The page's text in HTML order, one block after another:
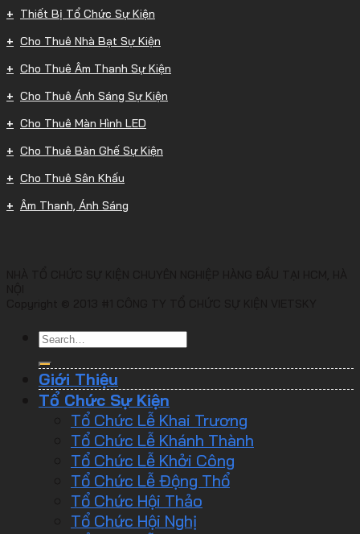
Thiết Bị Tổ Chức Sự Kiện
Cho Thuê Nhà Bạt Sự Kiện
Cho Thuê Âm Thanh Sự Kiện
Cho Thuê Ánh Sáng Sự Kiện
Cho Thuê Màn Hình LED
Cho Thuê Bàn Ghế Sự Kiện
Cho Thuê Sân Khấu
Âm Thanh, Ánh Sáng
Giới Thiệu
Tổ Chức Sự Kiện
Tổ Chức Lễ Khai Trương
Tổ Chức Lễ Khánh Thành
Tổ Chức Lễ Khởi Công
Tổ Chức Lễ Động Thổ
Tổ Chức Hội Thảo
Tổ Chức Hội Nghị